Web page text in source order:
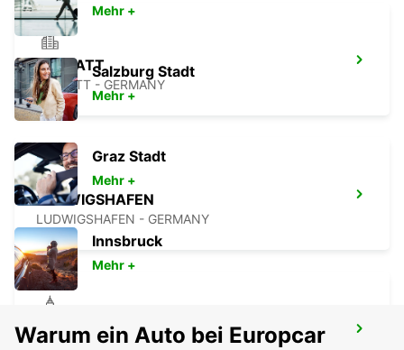
RASTATT
RASTATT - GERMANY
LUDWIGSHAFEN
LUDWIGSHAFEN - GERMANY
MANNHEIM NECKARAU
Mehr +
Salzburg Stadt
Mehr +
Graz Stadt
Mehr +
Innsbruck
Mehr +
Warum ein Auto bei Europcar